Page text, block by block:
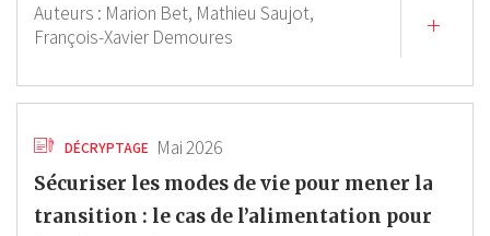
Auteurs : Marion Bet, Mathieu Saujot,
François-Xavier Demoures
DÉCRYPTAGE Mai 2026
Sécuriser les modes de vie pour mener la
transition : le cas de l’alimentation pour